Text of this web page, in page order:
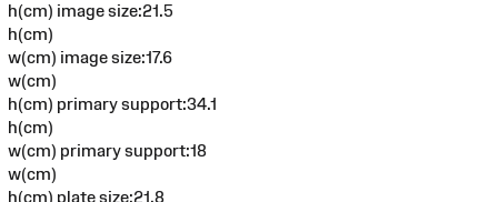
h(cm) image size:21.5
h(cm)
w(cm) image size:17.6
w(cm)
h(cm) primary support:34.1
h(cm)
w(cm) primary support:18
w(cm)
h(cm) plate size:21.8